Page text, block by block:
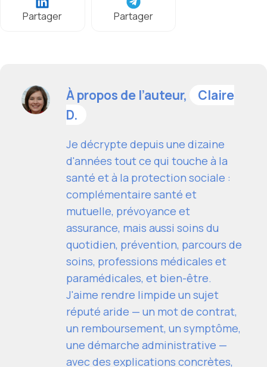
Partager Partager
À propos de l’auteur,
Claire
D.
Je décrypte depuis une dizaine
d'années tout ce qui touche à la
santé et à la protection sociale :
complémentaire santé et
mutuelle, prévoyance et
assurance, mais aussi soins du
quotidien, prévention, parcours de
soins, professions médicales et
paramédicales, et bien-être.
J'aime rendre limpide un sujet
réputé aride — un mot de contrat,
un remboursement, un symptôme,
une démarche administrative —
avec des explications concrètes,